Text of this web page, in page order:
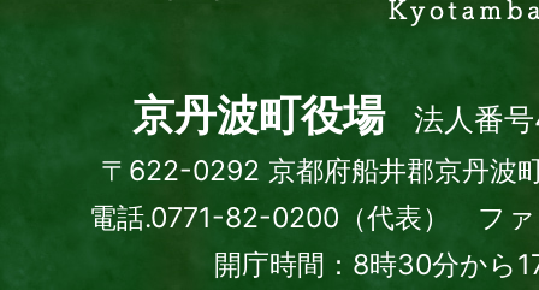
town
京丹波町役場 法人番
〒622-0292 京都府船井郡京丹波
電話.0771-82-0200（代表） フ
開庁時間：8時30分から